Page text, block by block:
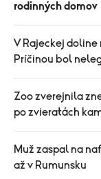
rodinných domov
V Rajeckej
Príčinou bol
Zoo zverejnila
po zvieratách
Muž zaspal na
až v Rumunsku